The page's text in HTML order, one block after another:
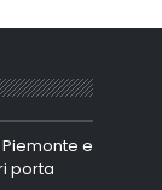
e
porta